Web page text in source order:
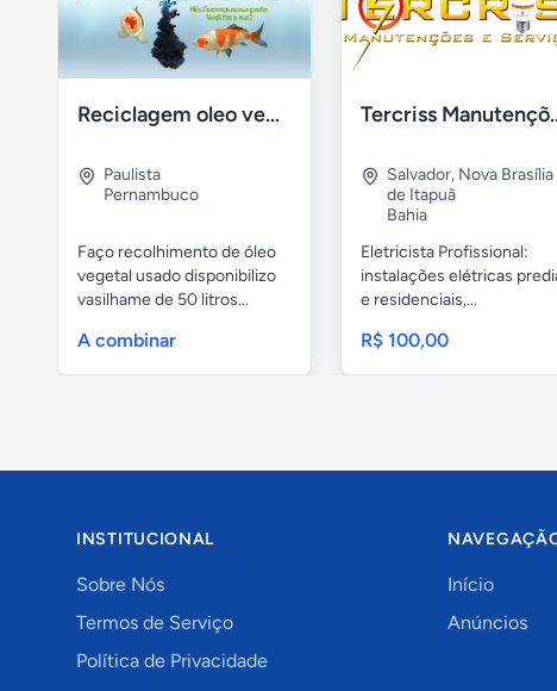
Reciclagem oleo vegetal
Paulista
Pernambuco
Faço recolhimento de óleo
vegetal usado disponibilizo
vasilhame de 50 litros...
A combinar
Tercriss
Salvador, Nova Brasília
de Itapuã
Bahia
Eletricista Profissional:
instalações elétricas
e residenciais,...
R$ 100,00
INSTITUCIONAL
Sobre Nós
Termos de Serviço
Política de Privacidade
Início
Anúncios